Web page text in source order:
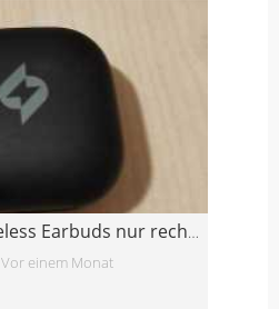
Yetekey A16 Wireless Earbuds nur rechts
Vor einem Monat